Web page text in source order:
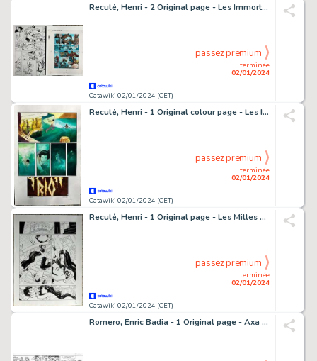
Reculé, Henri - 2 Original page - Les Immortels T5 - Le Jour de la colère - 2005
Catawiki 02/01/2024 (CET)
terminée
02/01/2024
passez premium
Reculé, Henri - 1 Original colour page - Les Immortels T3 - La Passion selon Nahel - 2002
Catawiki 02/01/2024 (CET)
terminée
02/01/2024
passez premium
Reculé, Henri - 1 Original page - Les Milles et Autres Nuits T1 - Jaisalmer - 2014
Catawiki 02/01/2024 (CET)
terminée
02/01/2024
passez premium
Romero, Enric Badia - 1 Original page - Axa - Original strip #1534 - 1983